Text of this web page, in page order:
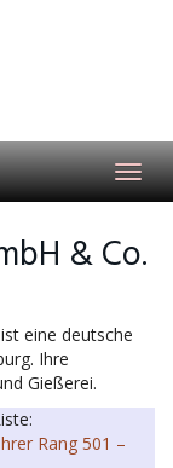
& Co.
ist eine deutsche
Ihre
Gießerei.
Rang 501 –